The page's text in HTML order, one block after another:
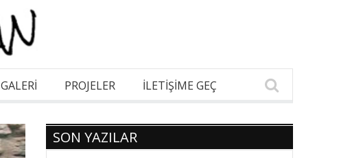
GALERI PROJELER İLETİŞİME GEÇ
SON YAZILAR